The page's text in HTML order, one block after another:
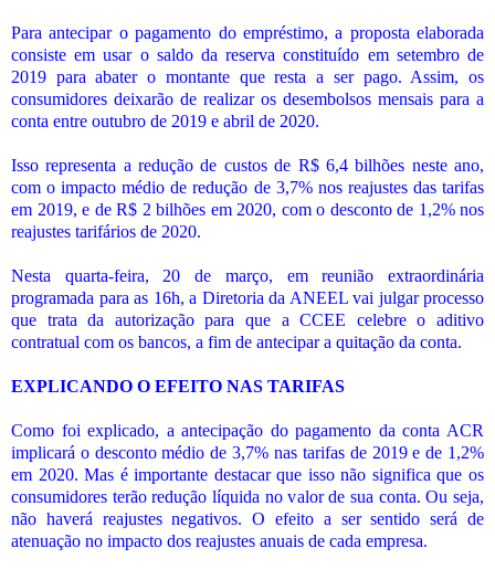
Para antecipar o pagamento do empréstimo, a proposta elaborada
consiste em usar o saldo da reserva constituído em setembro de
2019 para abater o montante que resta a ser pago. Assim, os
consumidores deixarão de realizar os desembolsos mensais para a
conta entre outubro de 2019 e abril de 2020.
Isso representa a redução de custos de R$ 6,4 bilhões neste ano,
com o impacto médio de redução de 3,7% nos reajustes das tarifas
em 2019, e de R$ 2 bilhões em 2020, com o desconto de 1,2% nos
reajustes tarifários de 2020.
Nesta quarta-feira, 20 de março, em reunião extraordinária
programada para as 16h, a Diretoria da ANEEL vai julgar processo
que trata da autorização para que a CCEE celebre o aditivo
contratual com os bancos, a fim de antecipar a quitação da conta.
EXPLICANDO O EFEITO NAS TARIFAS
Como foi explicado, a antecipação do pagamento da conta ACR
implicará o desconto médio de 3,7% nas tarifas de 2019 e de 1,2%
em 2020. Mas é importante destacar que isso não significa que os
consumidores terão redução líquida no valor de sua conta. Ou seja,
não haverá reajustes negativos. O efeito a ser sentido será de
atenuação no impacto dos reajustes anuais de cada empresa.